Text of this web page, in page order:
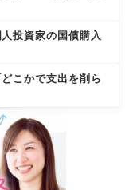
投資家の国債購入
こかで支出を削ら